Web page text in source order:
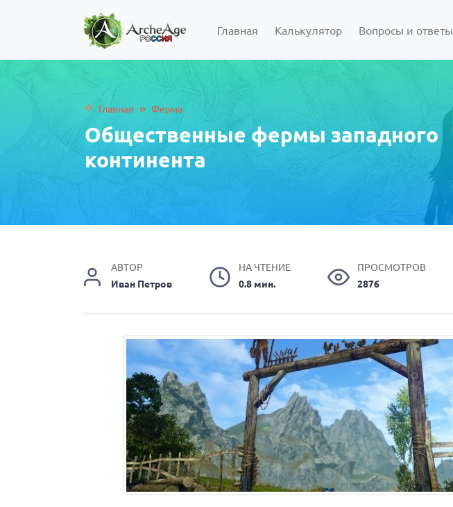
Главная Калькулятор Вопросы и ответы
Главная » Ферма
Общественные фермы западного
континента
АВТОР
Иван Петров
НА ЧТЕНИЕ
0.8 мин.
ПРОСМОТРОВ
2876